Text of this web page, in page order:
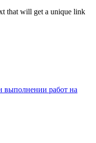
that will get a unique link
выполнении работ на